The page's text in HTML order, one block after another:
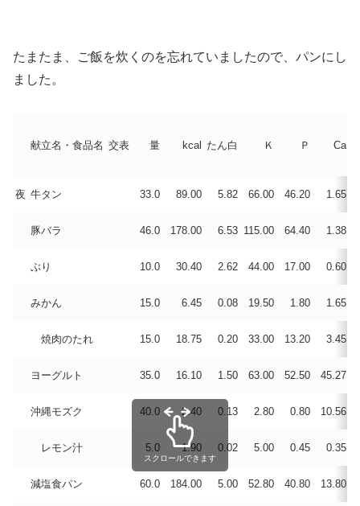
たまたま、ご飯を炊くのを忘れていましたので、パンにし
ました。
献立名・食品名 交表 量 kcal たん白 Ｋ Ｐ Ca
夜 牛タン 33.0 89.00 5.82 66.00 46.20 1.65
豚バラ 46.0 178.00 6.53 115.00 64.40 1.38
ぶり 10.0 30.40 2.62 44.00 17.00 0.60
みかん 15.0 6.45 0.08 19.50 1.80 1.65
焼肉のたれ 15.0 18.75 0.20 33.00 13.20 3.45
ヨーグルト 35.0 16.10 1.50 63.00 52.50 45.27
沖縄モズク 40.0 2.40 0.13 2.80 0.80 10.56
レモン汁 5.0 1.90 0.02 5.00 0.45 0.35
減塩食パン 60.0 184.00 5.00 52.80 40.80 13.80
スクロールできます